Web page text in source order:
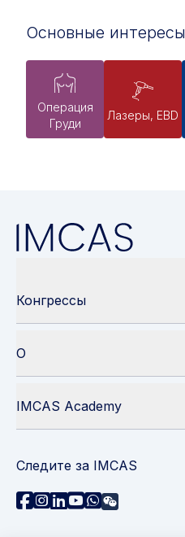
Основные интересы
Операция
Груди
Лазеры, EBD
Конгрессы
О
IMCAS Academy
Следите за IMCAS